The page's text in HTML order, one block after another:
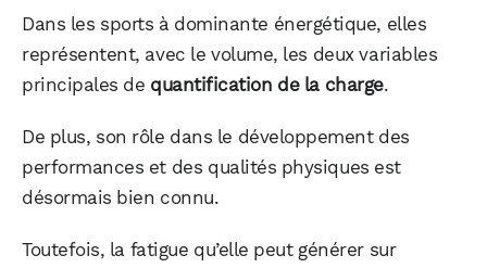
Dans les sports à dominante énergétique, elles
représentent, avec le volume, les deux variables
principales de quantification de la charge.
De plus, son rôle dans le développement des
performances et des qualités physiques est
désormais bien connu.
Toutefois, la fatigue qu’elle peut générer sur